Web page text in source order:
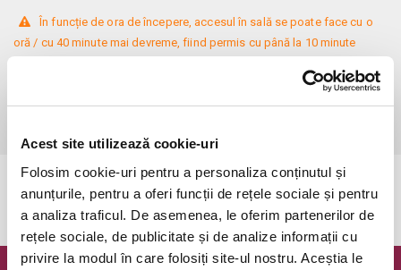
Acest site utilizează cookie-uri
Folosim cookie-uri pentru a personaliza conținutul și
anunțurile, pentru a oferi funcții de rețele sociale și pentru
a analiza traficul. De asemenea, le oferim partenerilor de
rețele sociale, de publicitate și de analize informații cu
privire la modul în care folosiți site-ul nostru. Aceștia le
În funcție de ora de începere, accesul în sală se poate face cu o
oră / cu 40 minute mai devreme, fiind permis cu până la 10 minute
sau 4 locuri, în regim de teatru-cafenea (în funcție de disponibilitatea
de la fața locului, există posibilitatea împărțirii mesei cu alte persoane).
Evenimentul a expirat.